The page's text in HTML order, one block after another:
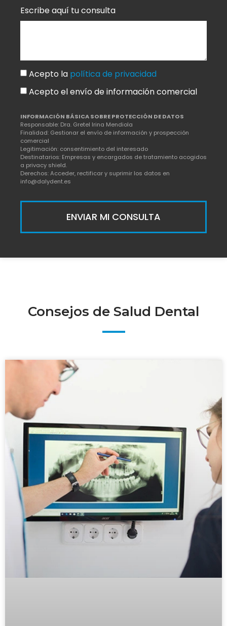
Escribe aquí tu consulta
Acepto la política de privacidad
Acepto el envío de información comercial
INFORMACIÓN BÁSICA SOBRE PROTECCIÓN DE DATOS
Responsable: Dra. Gretel Irina Mendiola
Finalidad: Gestionar el envío de información y prospección
comercial
Legitimación: consentimiento del interesado
Destinatarios: Empresas y encargados de tratamiento acogidos
a privacy shield.
Derechos: Acceder, rectificar y suprimir los datos en
info@dalydent.es
ENVIAR MI CONSULTA
Consejos de Salud Dental